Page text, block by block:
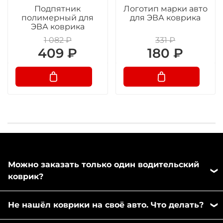
Подпятник
полимерный для
ЭВА коврика
1 082 ₽
409 ₽
Логотип марки авто
для ЭВА коврика
331 ₽
180 ₽
Можно заказать только один водительский
коврик?
комплекта. Напишите пожалуйста в любой
удобный вам мессенджер: MAX или Телеграм,
Не нашёл коврики на своё авто. Что делать?